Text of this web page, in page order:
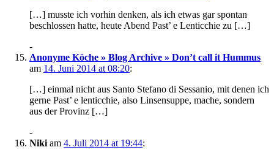
[…] musste ich vorhin denken, als ich etwas gar spontan
beschlossen hatte, heute Abend Past’ e Lenticchie zu […]
-
Anonyme Köche » Blog Archive » Don’t call it Hummus
am 14. Juni 2014 at 08:20:
[…] einmal nicht aus Santo Stefano di Sessanio, mit denen ich
gerne Past’ e lenticchie, also Linsensuppe, mache, sondern
aus der Provinz […]
-
Niki am 4. Juli 2014 at 19:44: